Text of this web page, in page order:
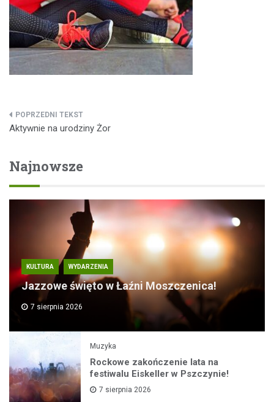
Nawigacja
Aktywnie na urodziny Żor
Najnowsze
KULTURA WYDARZENIA
Jazzowe święto w Łaźni Moszczenica!
7 sierpnia 2026
Muzyka
Rockowe zakończenie lata na
festiwalu Eiskeller w Pszczynie!
7 sierpnia 2026